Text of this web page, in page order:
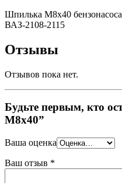
Шпилька М8х40
ВАЗ-2108-2115
Отзывы
Отзывов пока нет.
Будьте первым, кто
М8х40”
Ваша оценка
Ваш отзыв *